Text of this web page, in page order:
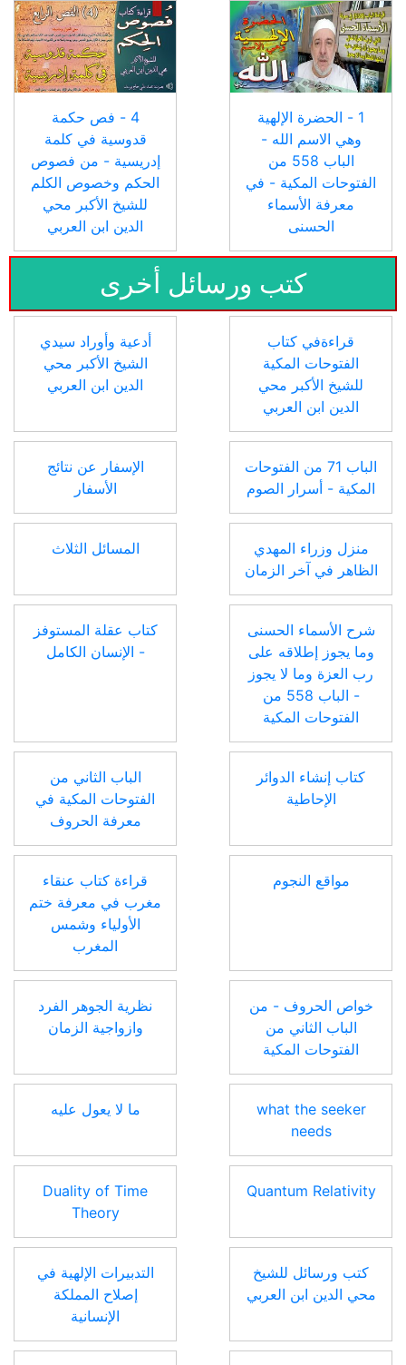
1 - الحضرة الإلهية
وهي الاسم الله -
الباب 558 من
الفتوحات المكية - في
معرفة الأسماء
الحسنى
4 - فص حكمة
قدوسية في كلمة
إدريسية - من فصوص
الحكم وخصوص الكلم
للشيخ الأكبر محي
الدين ابن العربي
كتب ورسائل أخرى
قراءةفي كتاب
الفتوحات المكية
للشيخ الأكبر محي
الدين ابن العربي
أدعية وأوراد سيدي
الشيخ الأكبر محي
الدين ابن العربي
الباب 71 من الفتوحات
المكية - أسرار الصوم
الإسفار عن نتائج
الأسفار
منزل وزراء المهدي
الظاهر في آخر الزمان
المسائل الثلاث
شرح الأسماء الحسنى
وما يجوز إطلاقه على
رب العزة وما لا يجوز
- الباب 558 من
الفتوحات المكية
كتاب عقلة المستوفز
- الإنسان الكامل
كتاب إنشاء الدوائر
الإحاطية
الباب الثاني من
الفتوحات المكية في
معرفة الحروف
مواقع النجوم
قراءة كتاب عنقاء
مغرب في معرفة ختم
الأولياء وشمس
المغرب
خواص الحروف - من
الباب الثاني من
الفتوحات المكية
نظرية الجوهر الفرد
وازواجية الزمان
what the seeker
needs
ما لا يعول عليه
Quantum Relativity
Duality of Time
Theory
كتب ورسائل للشيخ
محي الدين ابن العربي
التدبيرات الإلهية في
إصلاح المملكة
الإنسانية